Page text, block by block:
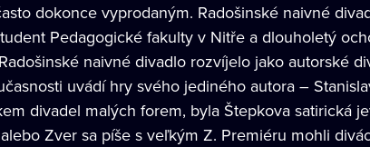
dokonce vyprodaným. Radošinské naivné
Pedagogické fakulty v Nitře a dlouholetý
naivné divadlo rozvíjelo jako autorské
uvádí hry svého jediného autora –
divadel malých forem, byla Štepkova satirická
Zver sa píše s veľkým Z. Premiéru mohli